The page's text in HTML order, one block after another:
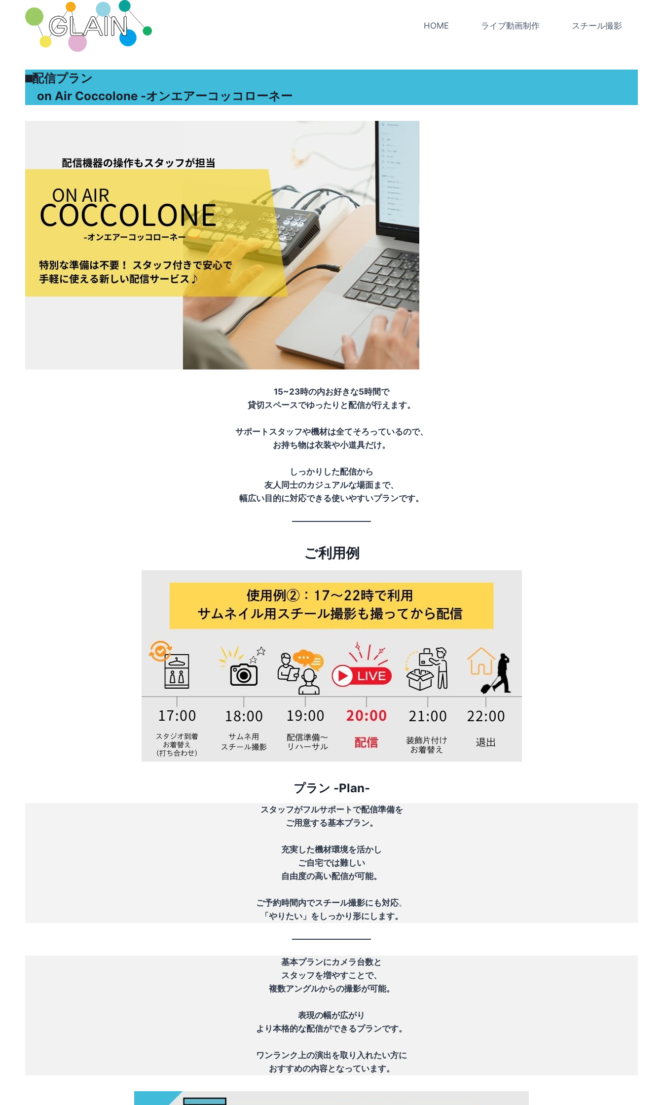
HOME ライブ動画制作 スチール撮影
⬛︎配信プラン
on Air Coccolone -オンエアーコッコローネー
15~23時の内お好きな5時間で
貸切スペースでゆったりと配信が行えます。
サポートスタッフや機材は全てそろっているので、
お持ち物は衣装や小道具だけ。
しっかりした配信から
友人同士のカジュアルな場面まで、
幅広い目的に対応できる使いやすいプランです。
ご利用例
プラン -Plan-
スタッフがフルサポートで配信準備を
ご用意する基本プラン。
充実した機材環境を活かし
ご自宅では難しい
自由度の高い配信が可能。
ご予約時間内でスチール撮影にも対応。
「やりたい」をしっかり形にします。
基本プランにカメラ台数と
スタッフを増やすことで、
複数アングルからの撮影が可能。
表現の幅が広がり
より本格的な配信ができるプランです。
ワンランク上の演出を取り入れたい方に
おすすめの内容となっています。